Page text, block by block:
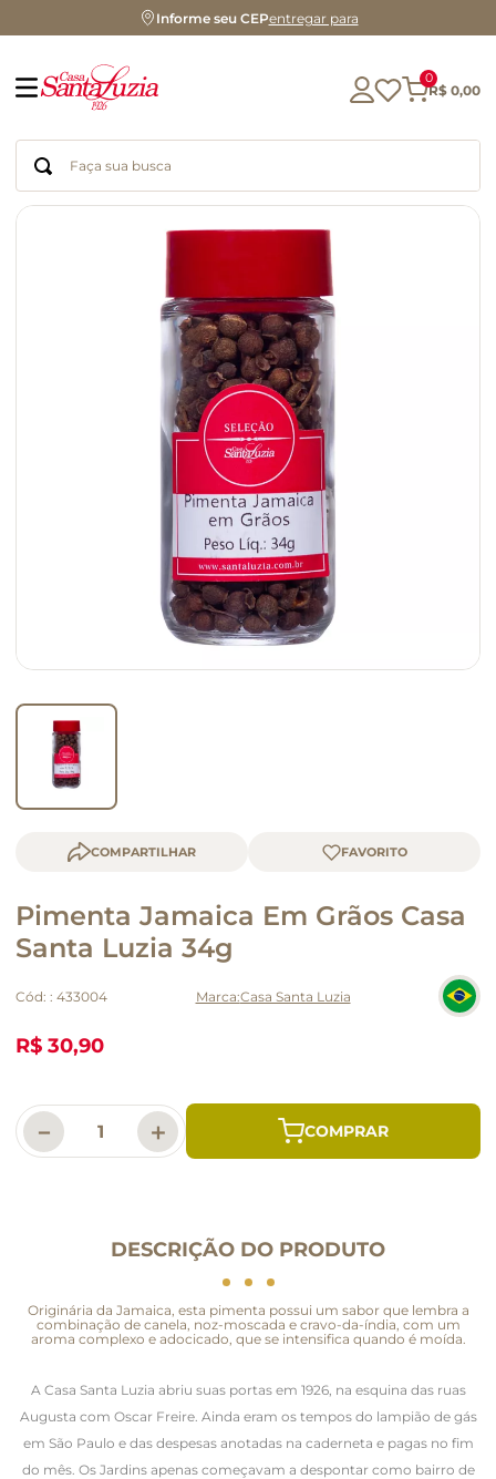
Informe seu CEPentregar para
0
R$ 0,00
Faça sua busca
COMPARTILHAR
Pimenta Jamaica Em Grãos Casa
Santa Luzia 34g
Cód: : 433004 Casa Santa Luzia
R$ 30,90
＋
－
DESCRIÇÃO DO PRODUTO
Originária da Jamaica, esta pimenta possui um sabor que lembra a
combinação de canela, noz-moscada e cravo-da-índia, com um
aroma complexo e adocicado, que se intensifica quando é moída.
A Casa Santa Luzia abriu suas portas em 1926, na esquina das ruas
Augusta com Oscar Freire. Ainda eram os tempos do lampião de gás
em São Paulo e das despesas anotadas na caderneta e pagas no fim
do mês. Os Jardins apenas começavam a despontar como bairro de
Termos mais buscados